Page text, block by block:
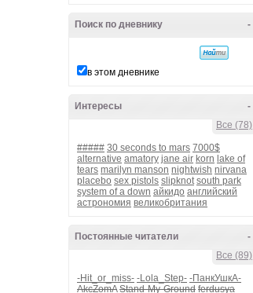
-
Поиск по дневнику
в этом дневнике
-
Интересы
Все (78)
##### 30 seconds to mars 7000$
alternative amatory jane air korn lake of
tears marilyn manson nightwish nirvana
placebo sex pistols slipknot south park
system of a down айкидо английский
астрономия великобритания
-
Постоянные читатели
Все (89)
-Hit_or_miss- -Lola_Step- -ПанкУшкА-
AkcZomA Stand-My-Ground ferdusya